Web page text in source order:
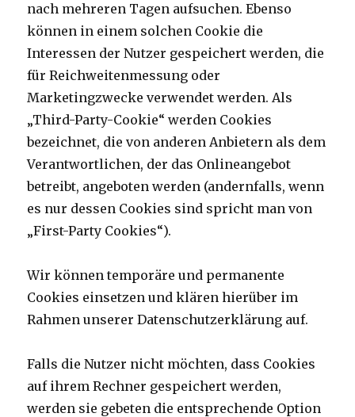
nach mehreren Tagen aufsuchen. Ebenso
können in einem solchen Cookie die
Interessen der Nutzer gespeichert werden, die
für Reichweitenmessung oder
Marketingzwecke verwendet werden. Als
„Third-Party-Cookie“ werden Cookies
bezeichnet, die von anderen Anbietern als dem
Verantwortlichen, der das Onlineangebot
betreibt, angeboten werden (andernfalls, wenn
es nur dessen Cookies sind spricht man von
„First-Party Cookies“).
Wir können temporäre und permanente
Cookies einsetzen und klären hierüber im
Rahmen unserer Datenschutzerklärung auf.
Falls die Nutzer nicht möchten, dass Cookies
auf ihrem Rechner gespeichert werden,
werden sie gebeten die entsprechende Option